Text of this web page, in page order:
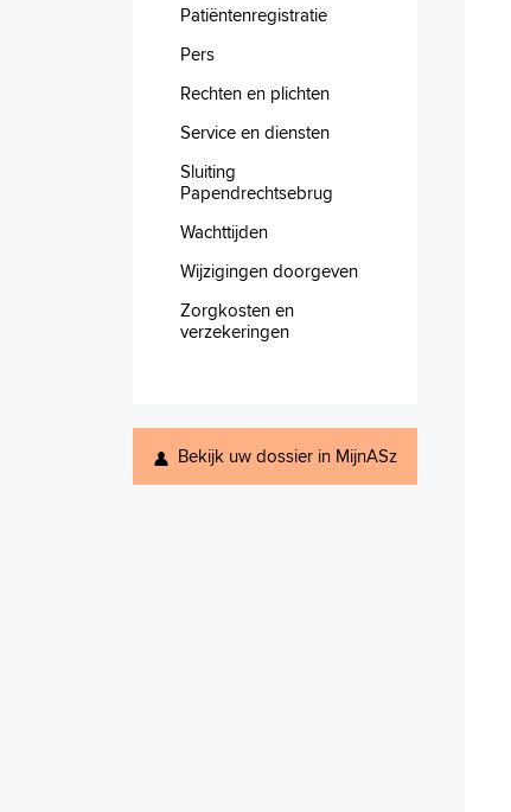
Patiëntenregistratie
Pers
Rechten en plichten
Service en diensten
Sluiting
Papendrechtsebrug
Wachttijden
Wijzigingen doorgeven
Zorgkosten en
verzekeringen
Bekijk uw dossier in MijnASz